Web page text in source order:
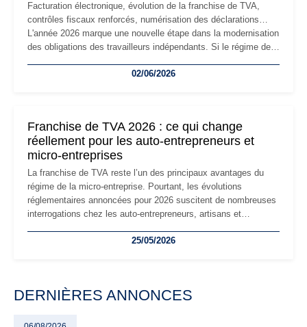
Facturation électronique, évolution de la franchise de TVA,
contrôles fiscaux renforcés, numérisation des déclarations…
L'année 2026 marque une nouvelle étape dans la modernisation
des obligations des travailleurs indépendants. Si le régime de
les auto-entrepreneurs devront s'adapter à un environnement
02/06/2026
Franchise de TVA 2026 : ce qui change
réellement pour les auto-entrepreneurs et
micro-entreprises
La franchise de TVA reste l’un des principaux avantages du
régime de la micro-entreprise. Pourtant, les évolutions
réglementaires annoncées pour 2026 suscitent de nombreuses
interrogations chez les auto-entrepreneurs, artisans et
facturation ou risque de bascule vers la TVA : les règles
25/05/2026
DERNIÈRES ANNONCES